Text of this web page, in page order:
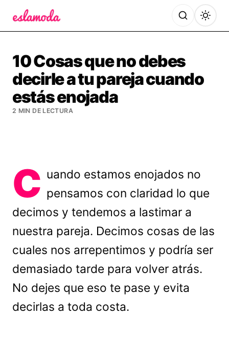
10 Cosas que no debes
decirle a tu pareja cuando
estás enojada
2 MIN DE LECTURA
C uando estamos enojados no
pensamos con claridad lo que
decimos y tendemos a lastimar a
nuestra pareja. Decimos cosas de las
cuales nos arrepentimos y podría ser
demasiado tarde para volver atrás.
No dejes que eso te pase y evita
decirlas a toda costa.